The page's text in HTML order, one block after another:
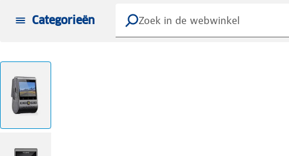
Categorieën